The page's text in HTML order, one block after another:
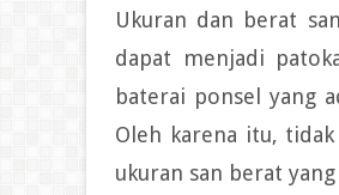
Ukuran dan berat
dapat menjadi
baterai ponsel yang
Oleh karena itu,
ukuran san berat yang